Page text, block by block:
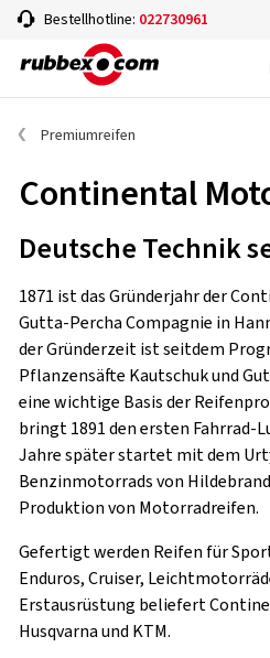
Bestellhotline: 022730961
Premiumreifen
Continental
Deutsche Technik
1871 ist das Gründerjahr der
Gutta-Percha Compagnie in
der Gründerzeit ist seitdem
Pflanzensäfte Kautschuk und
eine wichtige Basis der
bringt 1891 den ersten Fahrrad-
Jahre später startet mit dem
Benzinmotorrads von
Produktion von Motorradreifen.
Gefertigt werden Reifen für
Enduros, Cruiser,
Erstausrüstung beliefert
Husqvarna und KTM.